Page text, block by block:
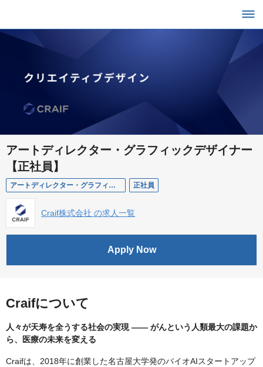
アートディレクター・グラフィックデザイナー
【正社員】
アートディレクター・グラフィックデザイナー【正社員】 正社員
Craif株式会社 の求人一覧
Apply Now
Craifについて
人々が天寿を全うする社会の実現 —— がんという人類最大の課題か
ら、医療の未来を変える
Craifは、2018年に創業した名古屋大学発のバイオAIスタートアップ